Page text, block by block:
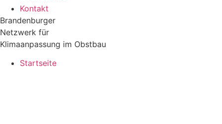
Kontakt
Brandenburger
Netzwerk für
Klimaanpassung im Obstbau
Startseite